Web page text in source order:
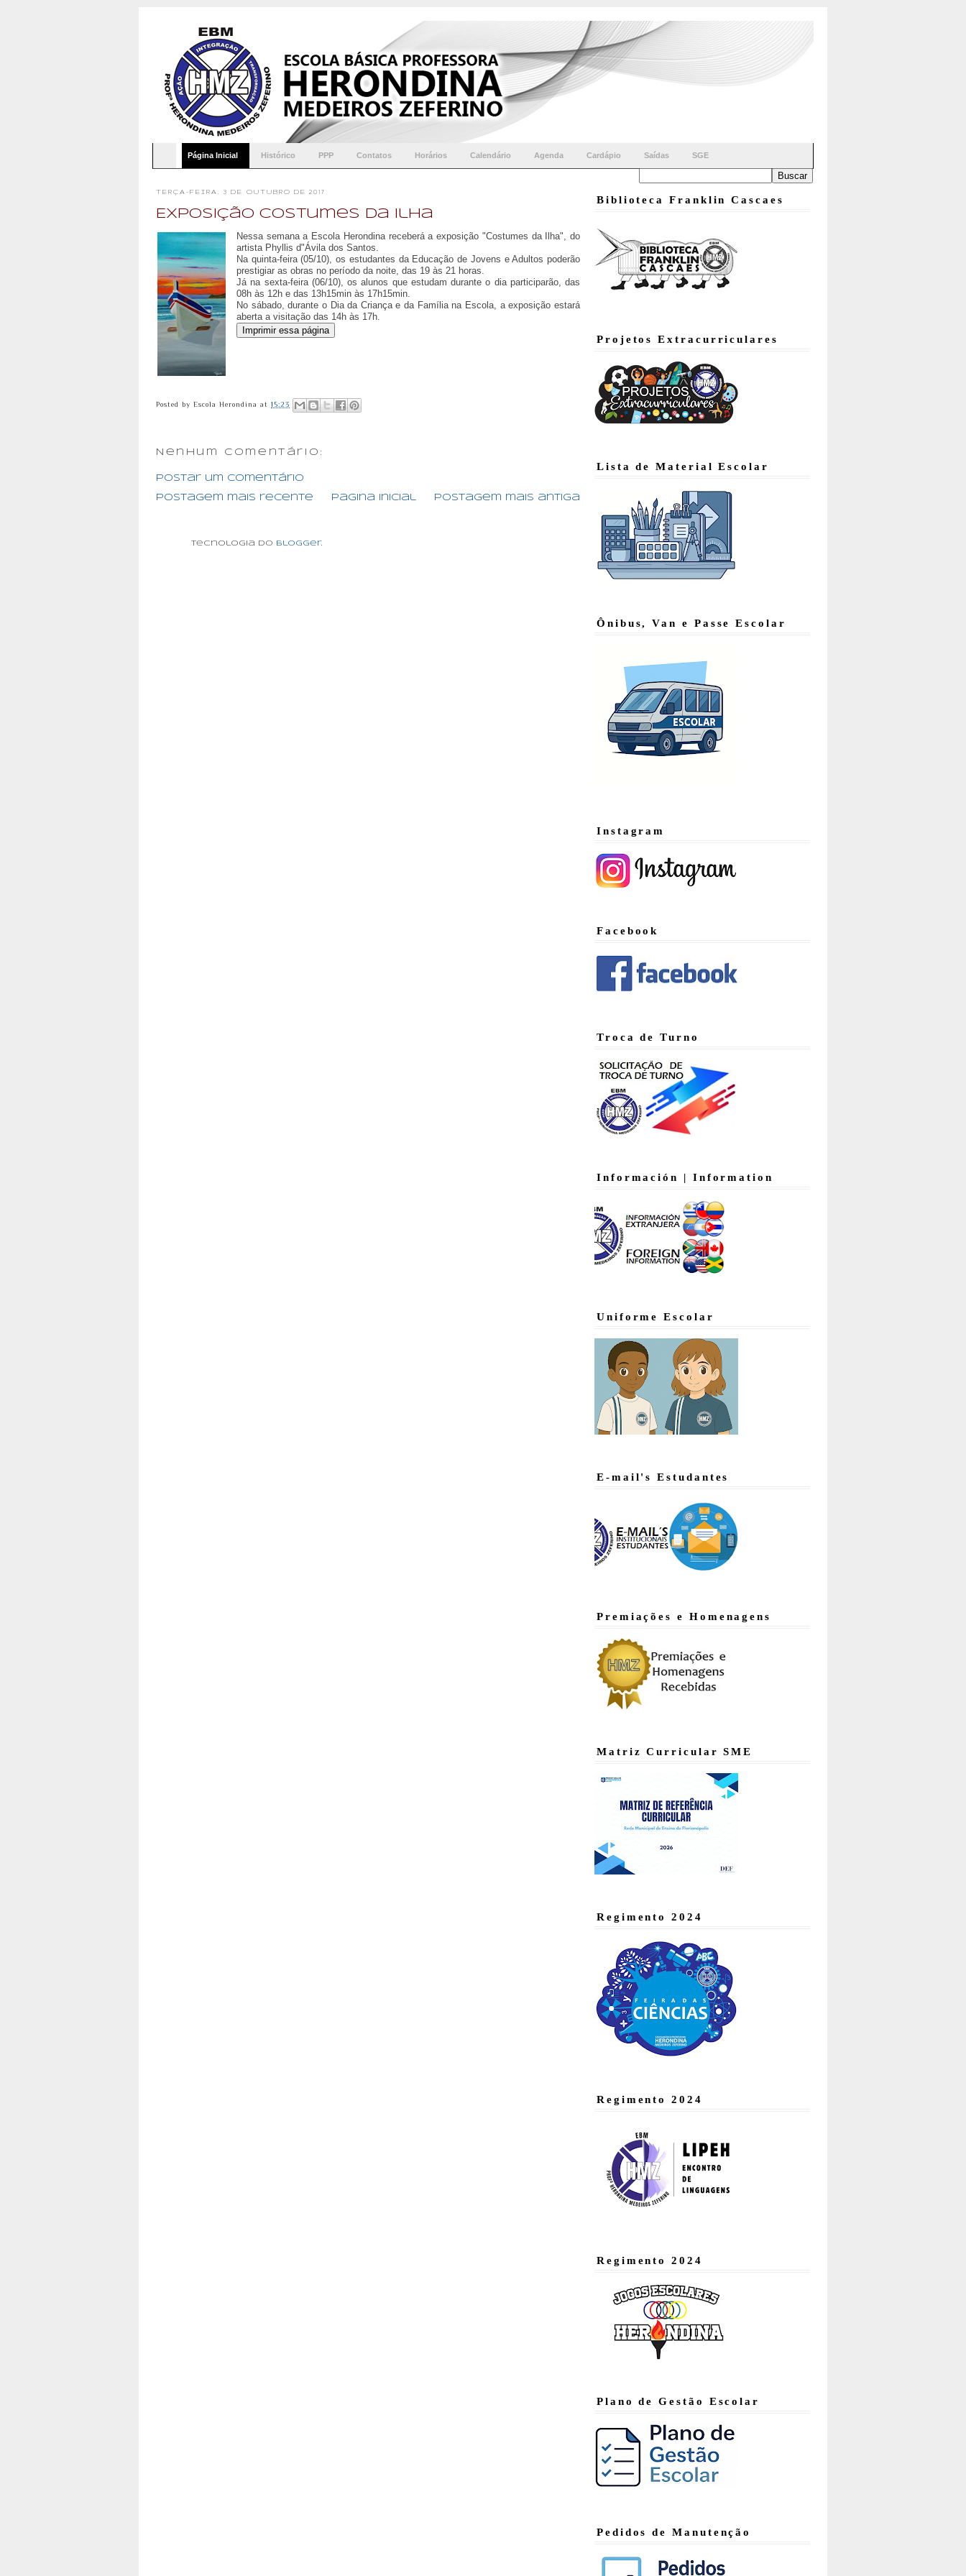
Página Inicial Histórico PPP Contatos Horários Calendário Agenda Cardápio Saídas SGE
TERÇA-FEIRA, 3 DE OUTUBRO DE 2017
Exposição Costumes da Ilha
Nessa semana a Escola Herondina receberá a exposição "Costumes da Ilha", do
artista Phyllis d"Ávila dos Santos.
Na quinta-feira (05/10), os estudantes da Educação de Jovens e Adultos poderão
prestigiar as obras no período da noite, das 19 às 21 horas.
Já na sexta-feira (06/10), os alunos que estudam durante o dia participarão, das
08h às 12h e das 13h15min às 17h15min.
No sábado, durante o Dia da Criança e da Família na Escola, a exposição estará
aberta a visitação das 14h às 17h.
Posted byEscola Herondina at15:23
Nenhum comentário:
Postar um comentário
Postagem mais recente Postagem mais antiga
Página inicial
Tecnologia do Blogger.
Biblioteca Franklin Cascaes
Projetos Extracurriculares
Lista de Material Escolar
Ônibus, Van e Passe Escolar
Instagram
Facebook
Troca de Turno
Información | Information
Uniforme Escolar
E-mail's Estudantes
Premiações e Homenagens
Matriz Curricular SME
Regimento 2024
Regimento 2024
Regimento 2024
Plano de Gestão Escolar
Pedidos de Manutenção